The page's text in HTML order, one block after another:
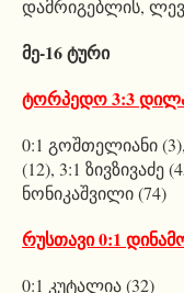
დამრიგებლის,
მე-16 ტური
ტორპედო 3:3
0:1 გოშთელიანი
(12), 3:1 ზივზივაძე
ნონიკაშვილი (74)
რუსთავი 0:1
0:1 კუტალია (32)